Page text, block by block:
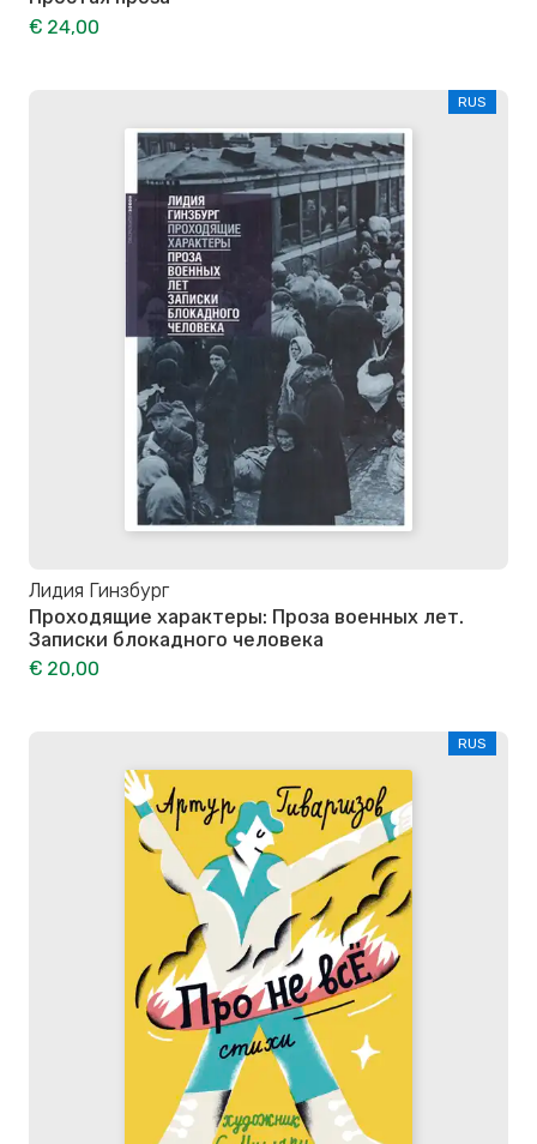
€ 24,00
RUS
Лидия Гинзбург
Проходящие характеры: Проза военных лет.
Записки блокадного человека
€ 20,00
RUS